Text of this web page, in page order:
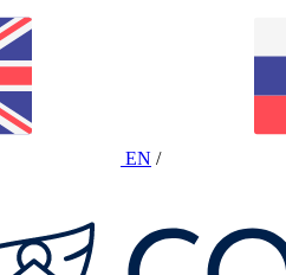
EN /